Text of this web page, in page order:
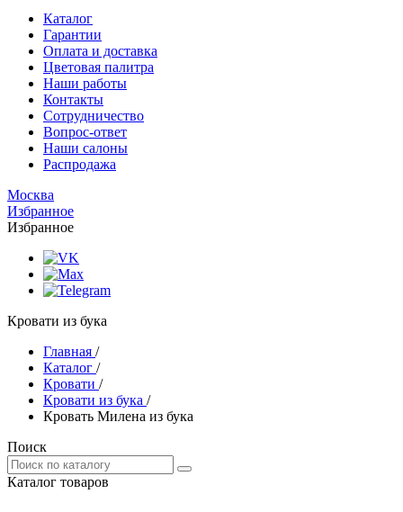
Каталог
Гарантии
Оплата и доставка
Цветовая палитра
Наши работы
Контакты
Сотрудничество
Вопрос-ответ
Наши салоны
Распродажа
Москва
Избранное
Избранное
Кровати из бука
Главная /
Каталог /
Кровати /
Кровати из бука /
Кровать Милена из бука
Поиск
Каталог товаров